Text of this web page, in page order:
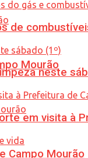
Mourão
Campo Mourão
de
neste
em visita à